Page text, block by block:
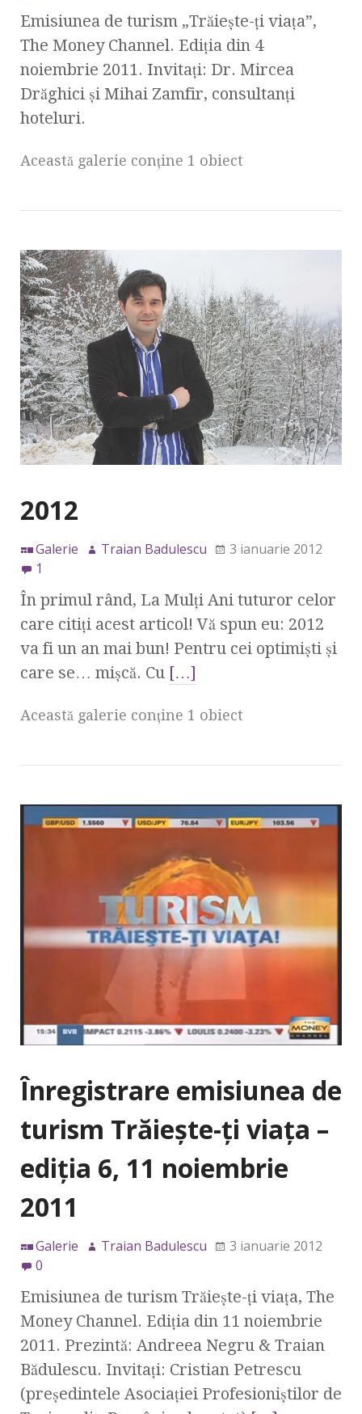
Emisiunea de turism „Trăieşte-ţi viaţa”,
The Money Channel. Ediţia din 4
noiembrie 2011. Invitaţi: Dr. Mircea
Drăghici şi Mihai Zamfir, consultanţi
hoteluri.
Această galerie conţine 1 obiect
2012
Galerie Traian Badulescu
3 ianuarie 2012
1
În primul rând, La Mulţi Ani tuturor celor
care citiţi acest articol! Vă spun eu: 2012
va fi un an mai bun! Pentru cei optimişti şi
care se… mişcă. Cu […]
Această galerie conţine 1 obiect
Înregistrare emisiunea de
turism Trăieşte-ţi viaţa –
ediţia 6, 11 noiembrie
2011
Galerie Traian Badulescu
3 ianuarie 2012
0
Emisiunea de turism Trăieşte-ţi viaţa, The
Money Channel. Ediţia din 11 noiembrie
2011. Prezintă: Andreea Negru & Traian
Bădulescu. Invitaţi: Cristian Petrescu
(preşedintele Asociaţiei Profesioniştilor de